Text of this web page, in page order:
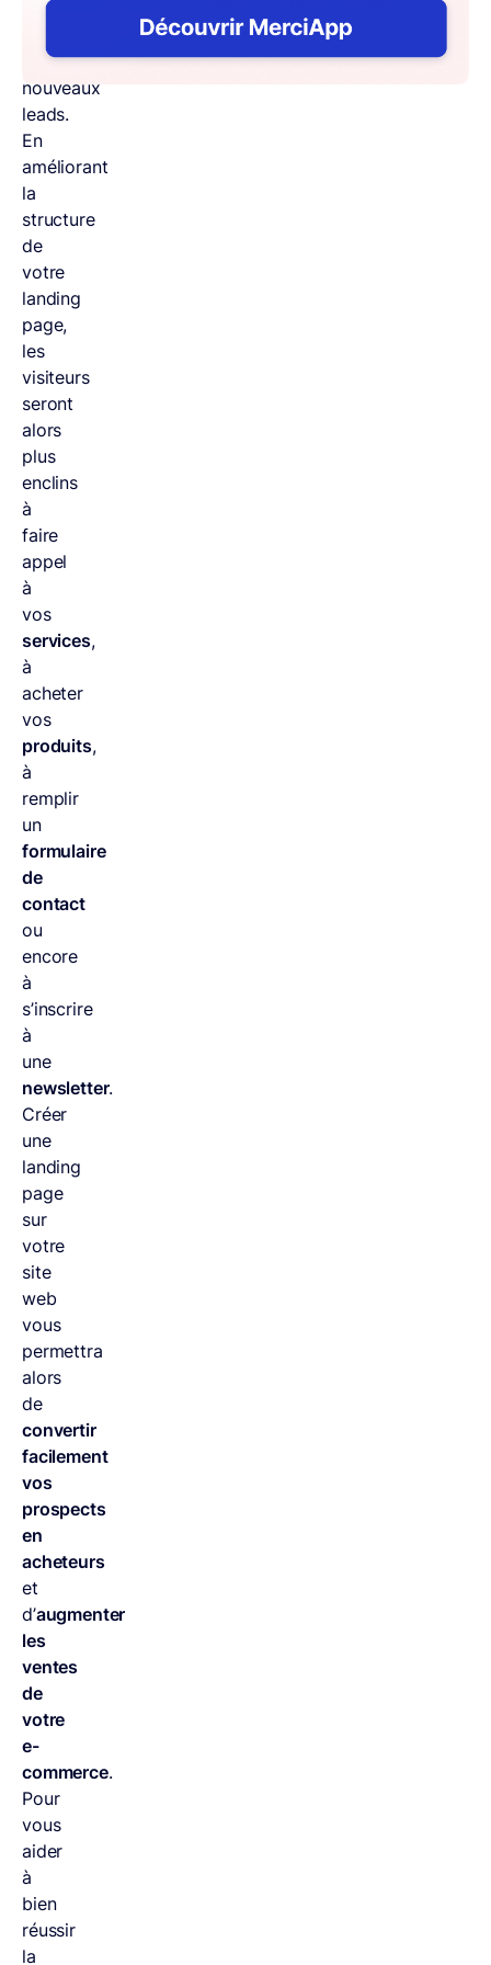
vous
nouveaux
leads.
En
améliorant
la
structure
de
votre
landing
page,
les
visiteurs
seront
alors
plus
enclins
à
faire
appel
à
vos
services,
à
acheter
vos
produits,
à
remplir
un
formulaire
de
contact
ou
encore
à
s’inscrire
à
une
newsletter.
Créer
une
landing
page
sur
votre
site
web
vous
permettra
alors
de
convertir
facilement
vos
prospects
en
acheteurs
et
d’augmenter
les
ventes
de
votre
e-
commerce.
Pour
vous
aider
à
bien
réussir
la